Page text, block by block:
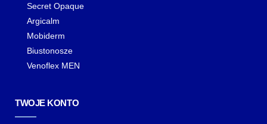
Secret Opaque
Argicalm
Mobiderm
Biustonosze
Venoflex MEN
TWOJE KONTO